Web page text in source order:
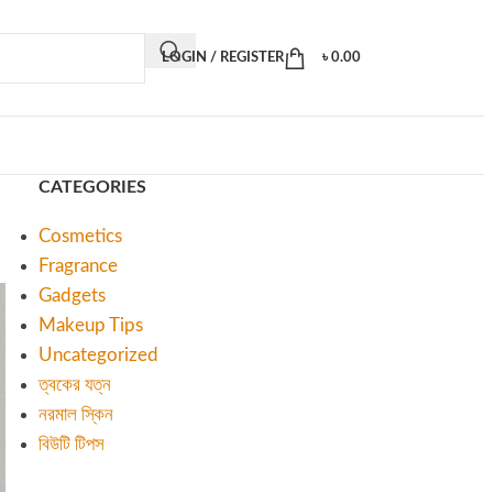
LOGIN / REGISTER ৳0.00
CATEGORIES
Cosmetics
Fragrance
Gadgets
Makeup Tips
Uncategorized
ত্বকের যত্ন
নরমাল স্কিন
বিউটি টিপস